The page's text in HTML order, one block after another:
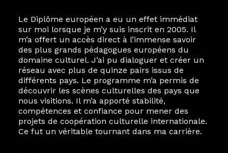
Le Diplôme européen a eu un effet immédiat
sur moi lorsque je m’y suis inscrit en 2005. Il
m’a offert un accès direct à l’immense savoir
des plus grands pédagogues européens du
domaine culturel. J’ai pu dialoguer et créer un
réseau avec plus de quinze pairs issus de
différents pays. Le programme m’a permis de
découvrir les scènes culturelles des pays que
nous visitions. Il m’a apporté stabilité,
compétences et confiance pour mener des
projets de coopération culturelle internationale.
Ce fut un véritable tournant dans ma carrière.
Le destin a voulu que ma vie privée et ma vie
professionnelle dans les arts soient étroitement
liées. Durant mon année au sein du Diplôme
Marcel Hicter, j’ai intégré un réseau européen
aussi inattendu que vibrant, qui s’est étendu
bien au-delà de la salle de classe. En quelques
mois, j’invitais mes camarades à collaborer sur
des projets allant de Baguio City à Pékin,
de Helsinki à Kuala Lumpur, Langkawi, Manille,
Tokyo et Varsovie, renforçant ainsi ma vision de
curatrice consistant à connecter des artistes à
travers les disciplines et les continents.